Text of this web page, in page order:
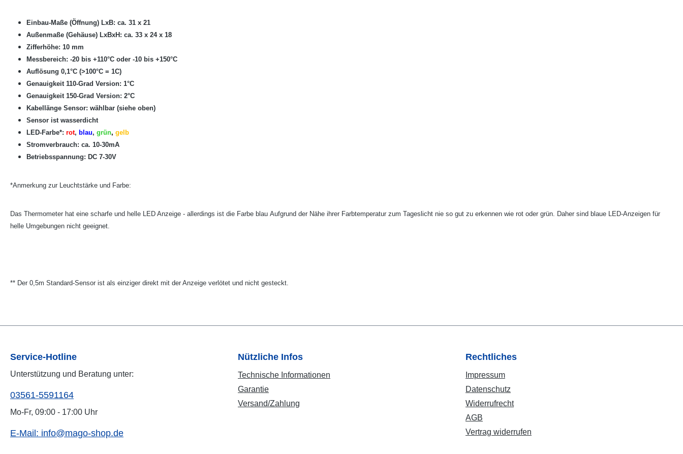
Einbau-Maße (Öffnung) LxB: ca. 31 x 21
Außenmaße (Gehäuse) LxBxH: ca. 33 x 24 x 18
Zifferhöhe: 10 mm
Messbereich: -20 bis +110°C oder -10 bis +150°C
Auflösung 0,1°C (>100°C = 1C)
Genauigkeit 110-Grad Version: 1°C
Genauigkeit 150-Grad Version: 2°C
Kabellänge Sensor: wählbar (siehe oben)
Sensor ist wasserdicht
LED-Farbe*: rot, blau, grün, gelb
Stromverbrauch: ca. 10-30mA
Betriebsspannung: DC 7-30V
*Anmerkung zur Leuchtstärke und Farbe:
Das Thermometer hat eine scharfe und helle LED Anzeige - allerdings ist die Farbe blau Aufgrund der Nähe ihrer Farbtemperatur zum Tageslicht nie so gut zu erkennen wie rot oder grün. Daher sind blaue LED-Anzeigen für
helle Umgebungen nicht geeignet.
** Der 0,5m Standard-Sensor ist als einziger direkt mit der Anzeige verlötet und nicht gesteckt.
Service-Hotline
Unterstützung und Beratung unter:
03561-5591164
Mo-Fr, 09:00 - 17:00 Uhr
E-Mail: info@mago-shop.de
Nützliche Infos
Technische Informationen
Garantie
Versand/Zahlung
Rechtliches
Impressum
Datenschutz
Widerrufrecht
AGB
Vertrag widerrufen